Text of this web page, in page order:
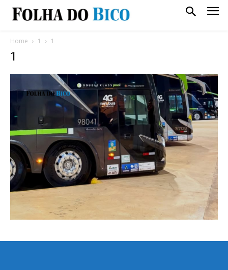
Home 1 1
1